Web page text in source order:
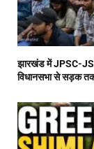
झारखंड में JPSC-
विधानसभा से सड़क तक